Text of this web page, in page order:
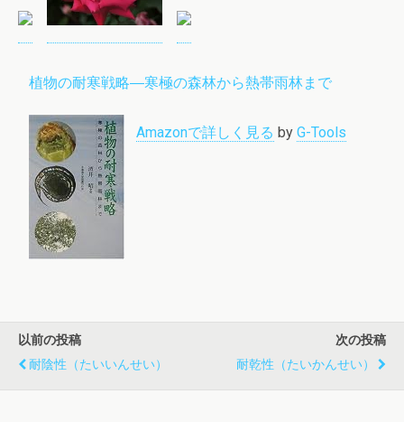
植物の耐寒戦略―寒極の森林から熱帯雨林まで
Amazonで詳しく見る by G-Tools
以前の投稿
耐陰性（たいいんせい）
次の投稿
耐乾性（たいかんせい）